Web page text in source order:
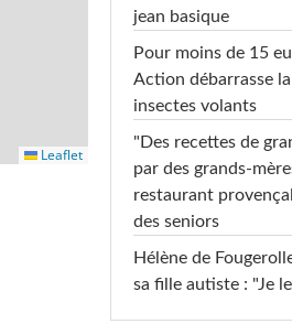
Leaflet
jean basique
Pour moins de 15
Action débarrasse
insectes volants
"Des recettes de
par des grands-
restaurant
des seniors
Hélène de
sa fille autiste : "Je